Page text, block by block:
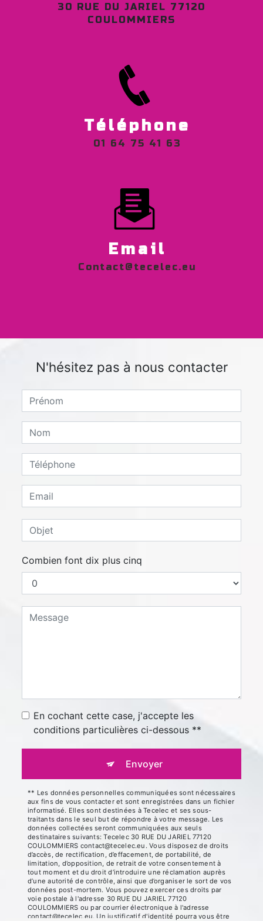
30 RUE DU JARIEL 77120
COULOMMIERS
Téléphone
01 64 75 41 63
Email
contact@tecelec.eu
N'hésitez pas à nous contacter
Combien font dix plus cinq
En cochant cette case, j'accepte les
conditions particulières ci-dessous **
Envoyer
** Les données personnelles communiquées sont nécessaires
aux fins de vous contacter et sont enregistrées dans un fichier
informatisé. Elles sont destinées à Tecelec et ses sous-
traitants dans le seul but de répondre à votre message. Les
données collectées seront communiquées aux seuls
destinataires suivants: Tecelec 30 RUE DU JARIEL 77120
COULOMMIERS contact@tecelec.eu. Vous disposez de droits
d’accès, de rectification, d’effacement, de portabilité, de
limitation, d’opposition, de retrait de votre consentement à
tout moment et du droit d’introduire une réclamation auprès
d’une autorité de contrôle, ainsi que d’organiser le sort de vos
données post-mortem. Vous pouvez exercer ces droits par
voie postale à l'adresse 30 RUE DU JARIEL 77120
COULOMMIERS ou par courrier électronique à l'adresse
contact@tecelec.eu. Un justificatif d'identité pourra vous être